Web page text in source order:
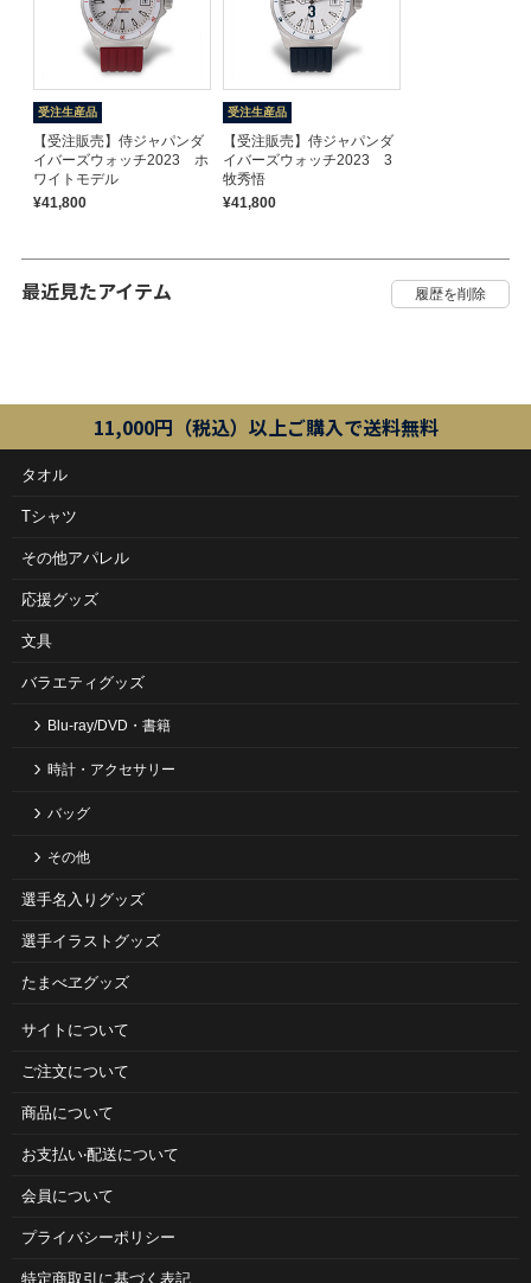
受注生産品
【受注販売】侍ジャパンダ
イバーズウォッチ2023 ホ
ワイトモデル
¥41,800
受注生産品
【受注販売】侍ジャパンダ
イバーズウォッチ2023 3
牧秀悟
¥41,800
最近見たアイテム
11,000円（税込）以上ご購入で送料無料
タオル
Tシャツ
その他アパレル
応援グッズ
文具
バラエティグッズ
Blu-ray/DVD・書籍
時計・アクセサリー
バッグ
その他
選手名入りグッズ
選手イラストグッズ
たまべヱグッズ
サイトについて
ご注⽂について
商品について
お⽀払い‧配送について
会員について
プライバシーポリシー
特定商取引に基づく表記